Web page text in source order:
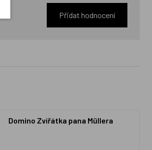
Přidat hodnocení
Domino Zvířátka pana Müllera